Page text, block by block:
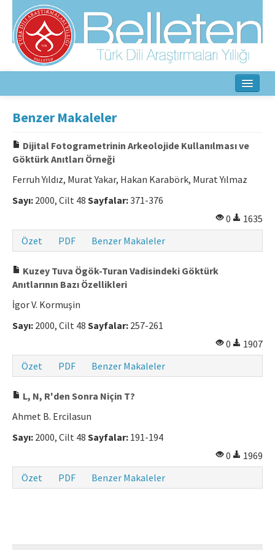
Amaç ve Kapsam
Yayın Kurulu
Etik İlkeler
İletişim
ISSN: 0564-5050 · e-ISSN: 2651-5113
Benzer Makaleler
Dijital Fotogrametrinin Arkeolojide Kullanılması ve
Göktürk Anıtları Örneği
Ferruh Yıldız, Murat Yakar, Hakan Karabörk, Murat Yılmaz
Sayı: 2000, Cilt 48 Sayfalar:371-376
0
1635
Özet
PDF Benzer Makaleler
Kuzey Tuva Ögök-Turan Vadisindeki Göktürk
Anıtlarının Bazı Özellikleri
İgor V. Kormuşin
Sayı: 2000, Cilt 48 Sayfalar: 257-261
0
1907
Özet
PDF Benzer Makaleler
L, N, R'den Sonra Niçin T?
Ahmet B. Ercilasun
Sayı: 2000, Cilt 48 Sayfalar: 191-194
0
1969
Özet
PDF Benzer Makaleler